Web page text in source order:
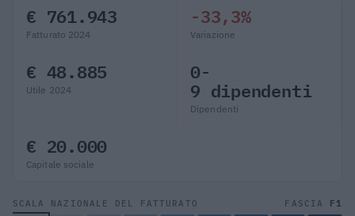
€ 761.943
Fatturato 2024
-33,3%
Variazione
€ 48.885
Utile 2024
0-
9 dipendenti
Dipendenti
€ 20.000
Capitale sociale
SCALA NAZIONALE DEL FATTURATO FASCIA F1